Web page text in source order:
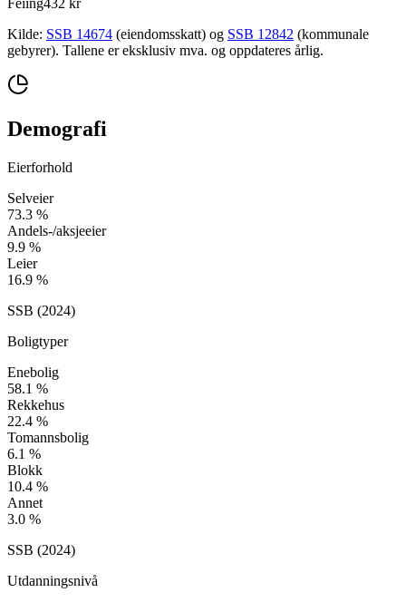
Feiing432 kr
Kilde: SSB 14674 (eiendomsskatt) og SSB 12842 (kommunale
gebyrer). Tallene er eksklusiv mva. og oppdateres årlig.
Demografi
Eierforhold
Selveier
73.3 %
Andels-/aksjeeier
9.9 %
Leier
16.9 %
SSB (2024)
Boligtyper
Enebolig
58.1 %
Rekkehus
22.4 %
Tomannsbolig
6.1 %
Blokk
10.4 %
Annet
3.0 %
SSB (2024)
Utdanningsnivå